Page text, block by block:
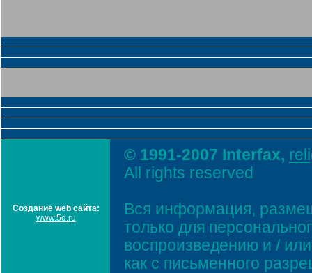
Создание web сайта:
www.5d.ru
© 1991-2007 Interfax,
All rights reserved
Вся информация,
только для
воспроизведению и /
как с письменного